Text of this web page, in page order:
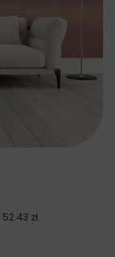
52.43 zł.